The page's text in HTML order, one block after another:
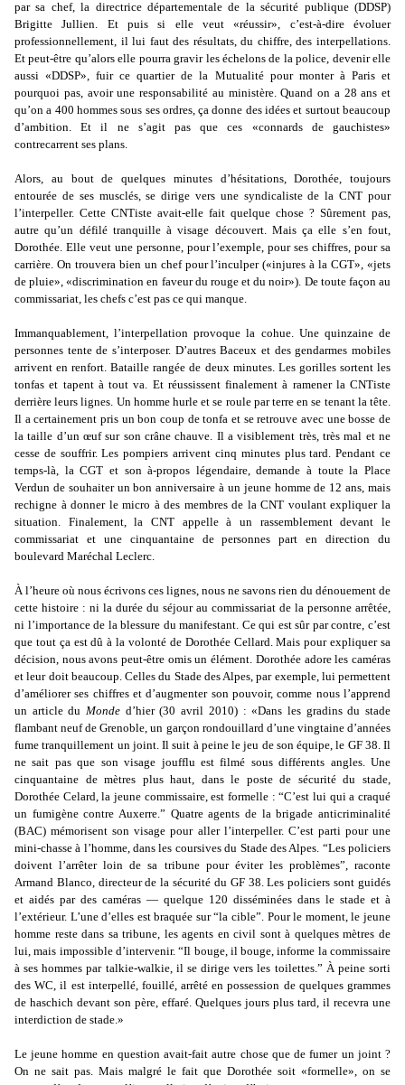
par sa chef, la directrice départementale de la sécurité publique (DDSP)
Brigitte Jullien. Et puis si elle veut «réussir», c’est-à-dire évoluer
professionnellement, il lui faut des résultats, du chiffre, des interpellations.
Et peut-être qu’alors elle pourra gravir les échelons de la police, devenir elle
aussi «DDSP», fuir ce quartier de la Mutualité pour monter à Paris et
pourquoi pas, avoir une responsabilité au ministère. Quand on a 28 ans et
qu’on a 400 hommes sous ses ordres, ça donne des idées et surtout beaucoup
d’ambition. Et il ne s’agit pas que ces «connards de gauchistes»
contrecarrent ses plans.
Alors, au bout de quelques minutes d’hésitations, Dorothée, toujours
entourée de ses musclés, se dirige vers une syndicaliste de la CNT pour
l’interpeller. Cette CNTiste avait-elle fait quelque chose ? Sûrement pas,
autre qu’un défilé tranquille à visage découvert. Mais ça elle s’en fout,
Dorothée. Elle veut une personne, pour l’exemple, pour ses chiffres, pour sa
carrière. On trouvera bien un chef pour l’inculper («injures à la CGT», «jets
de pluie», «discrimination en faveur du rouge et du noir»). De toute façon au
commissariat, les chefs c’est pas ce qui manque.
Immanquablement, l’interpellation provoque la cohue. Une quinzaine de
personnes tente de s’interposer. D’autres Baceux et des gendarmes mobiles
arrivent en renfort. Bataille rangée de deux minutes. Les gorilles sortent les
tonfas et tapent à tout va. Et réussissent finalement à ramener la CNTiste
derrière leurs lignes. Un homme hurle et se roule par terre en se tenant la tête.
Il a certainement pris un bon coup de tonfa et se retrouve avec une bosse de
la taille d’un œuf sur son crâne chauve. Il a visiblement très, très mal et ne
cesse de souffrir. Les pompiers arrivent cinq minutes plus tard. Pendant ce
temps-là, la CGT et son à-propos légendaire, demande à toute la Place
Verdun de souhaiter un bon anniversaire à un jeune homme de 12 ans, mais
rechigne à donner le micro à des membres de la CNT voulant expliquer la
situation. Finalement, la CNT appelle à un rassemblement devant le
commissariat et une cinquantaine de personnes part en direction du
boulevard Maréchal Leclerc.
À l’heure où nous écrivons ces lignes, nous ne savons rien du dénouement de
cette histoire : ni la durée du séjour au commissariat de la personne arrêtée,
ni l’importance de la blessure du manifestant. Ce qui est sûr par contre, c’est
que tout ça est dû à la volonté de Dorothée Cellard. Mais pour expliquer sa
décision, nous avons peut-être omis un élément. Dorothée adore les caméras
et leur doit beaucoup. Celles du Stade des Alpes, par exemple, lui permettent
d’améliorer ses chiffres et d’augmenter son pouvoir, comme nous l’apprend
un article duMonde d’hier (30 avril 2010) : «Dans les gradins du stade
flambant neuf de Grenoble, un garçon rondouillard d’une vingtaine d’années
fume tranquillement un joint. Il suit à peine le jeu de son équipe, le GF 38. Il
ne sait pas que son visage joufflu est filmé sous différents angles. Une
cinquantaine de mètres plus haut, dans le poste de sécurité du stade,
Dorothée Celard, la jeune commissaire, est formelle : “C’est lui qui a craqué
un fumigène contre Auxerre.” Quatre agents de la brigade anticriminalité
(BAC) mémorisent son visage pour aller l’interpeller. C’est parti pour une
mini-chasse à l’homme, dans les coursives du Stade des Alpes. “Les policiers
doivent l’arrêter loin de sa tribune pour éviter les problèmes”, raconte
Armand Blanco, directeur de la sécurité du GF 38. Les policiers sont guidés
et aidés par des caméras — quelque 120 disséminées dans le stade et à
l’extérieur. L’une d’elles est braquée sur “la cible”. Pour le moment, le jeune
homme reste dans sa tribune, les agents en civil sont à quelques mètres de
lui, mais impossible d’intervenir. “Il bouge, il bouge, informe la commissaire
à ses hommes par talkie-walkie, il se dirige vers les toilettes.” À peine sorti
des WC, il est interpellé, fouillé, arrêté en possession de quelques grammes
de haschich devant son père, effaré. Quelques jours plus tard, il recevra une
interdiction de stade.»
Le jeune homme en question avait-fait autre chose que de fumer un joint ?
On ne sait pas. Mais malgré le fait que Dorothée soit «formelle», on se